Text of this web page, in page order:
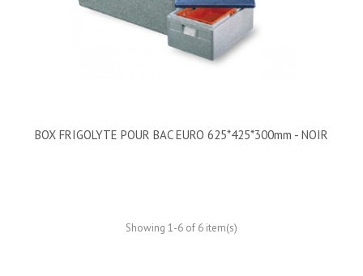
BOX FRIGOLYTE POUR BAC EURO 625*425*300mm - NOIR
Showing 1-6 of 6 item(s)